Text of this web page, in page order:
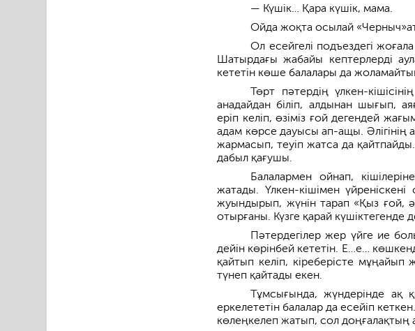
— Күшік… Қара күшік, мама.
Ойда жоқта осылай
Ол есейгелі подъездегі
Шатырдағы жабайы кептерлерді
кететін көше балалары да
Төрт пәтердің үлкен-
анадайдан біліп, алдынан шығып,
еріп келіп, өзіміз ғой дегендей
адам көрсе дауысы ап-ащы.
жармасып, теуіп жатса да
дабыл қағушы.
Балалармен ойнап,
жатады. Үлкен-кішімен
жуындырып, жүнін тарап «Қыз ғой,
отырғаны. Күзге қарай күшіктегенде
Пәтердегілер жер үйге ие
дейін көрінбей кететін. Е…е…
қайтып келіп, кіреберісте
түнеп қайтады екен.
Тұмсығында, жүндерінде ақ
еркелететін балалар да есейіп
көлеңкелеп жатып, сол доңғалақтың